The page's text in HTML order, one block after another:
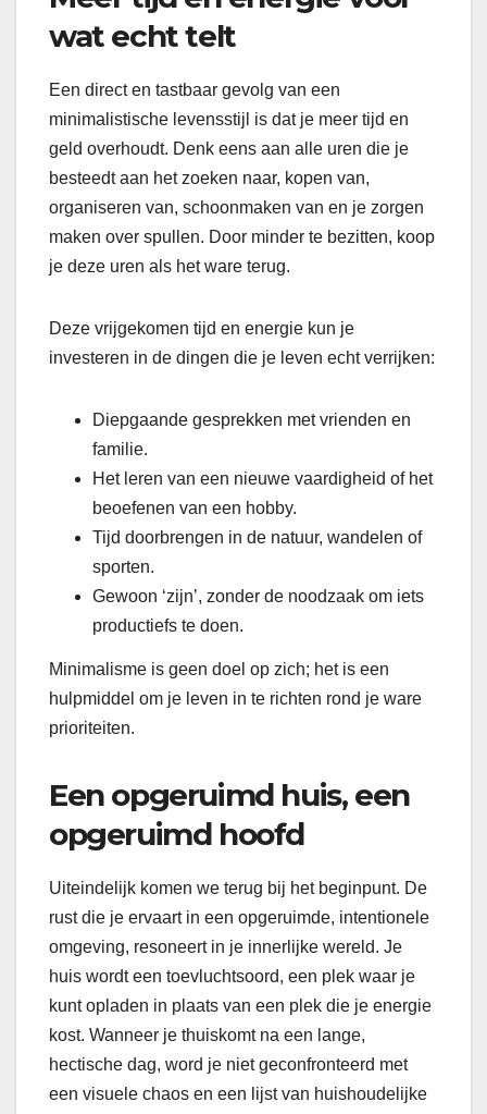
wat echt telt
Een direct en tastbaar gevolg van een
minimalistische levensstijl is dat je meer tijd en
geld overhoudt. Denk eens aan alle uren die je
besteedt aan het zoeken naar, kopen van,
organiseren van, schoonmaken van en je zorgen
maken over spullen. Door minder te bezitten, koop
je deze uren als het ware terug.
Deze vrijgekomen tijd en energie kun je
investeren in de dingen die je leven echt verrijken:
Diepgaande gesprekken met vrienden en
familie.
Het leren van een nieuwe vaardigheid of het
beoefenen van een hobby.
Tijd doorbrengen in de natuur, wandelen of
sporten.
Gewoon ‘zijn’, zonder de noodzaak om iets
productiefs te doen.
Minimalisme is geen doel op zich; het is een
hulpmiddel om je leven in te richten rond je ware
prioriteiten.
Een opgeruimd huis, een
opgeruimd hoofd
Uiteindelijk komen we terug bij het beginpunt. De
rust die je ervaart in een opgeruimde, intentionele
omgeving, resoneert in je innerlijke wereld. Je
huis wordt een toevluchtsoord, een plek waar je
kunt opladen in plaats van een plek die je energie
kost. Wanneer je thuiskomt na een lange,
hectische dag, word je niet geconfronteerd met
een visuele chaos en een lijst van huishoudelijke